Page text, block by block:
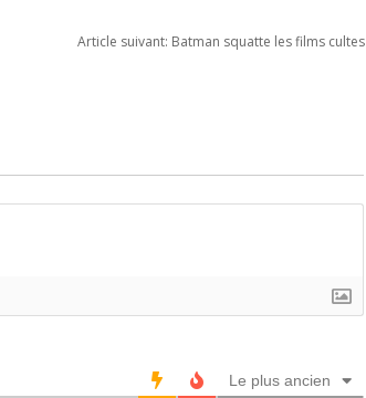
Article suivant: Batman squatte les films cultes
Le plus ancien